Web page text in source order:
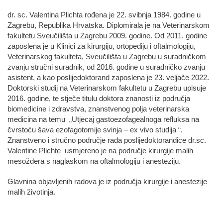
dr. sc. Valentina Plichta rođena je 22. svibnja 1984. godine u
Zagrebu, Republika Hrvatska. Diplomirala je na Veterinarskom
fakultetu Sveučilišta u Zagrebu 2009. godine. Od 2011. godine
zaposlena je u Klinici za kirurgiju, ortopediju i oftalmologiju,
Veterinarskog fakulteta, Sveučilišta u Zagrebu u suradničkom
zvanju stručni suradnik, od 2016. godine u suradničko zvanju
asistent, a kao poslijedoktorand zaposlena je 23. veljače 2022.
Doktorski studij na Veterinarskom fakultetu u Zagrebu upisuje
2016. godine, te stječe titulu doktora znanosti iz područja
biomedicine i zdravstva, znanstvenog polja veterinarska
medicina na temu „Utjecaj gastoezofagealnoga refluksa na
čvrstoću šava ezofagotomije svinja – ex vivo studija “.
Znanstveno i stručno područje rada poslijedoktorandice dr.sc.
Valentine Plichte usmjereno je na područje kirurgije malih
mesoždera s naglaskom na oftalmologiju i anesteziju.
Glavnina objavljenih radova je iz područja kirurgije i anestezije
malih životinja.